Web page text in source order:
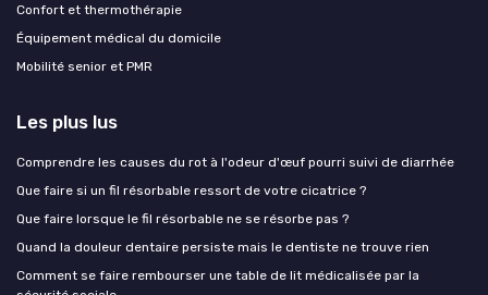
Confort et thermothérapie
Équipement médical du domicile
Mobilité senior et PMR
Les plus lus
Comprendre les causes du rot à l'odeur d'œuf pourri suivi de diarrhée
Que faire si un fil résorbable ressort de votre cicatrice ?
Que faire lorsque le fil résorbable ne se résorbe pas ?
Quand la douleur dentaire persiste mais le dentiste ne trouve rien
Comment se faire rembourser une table de lit médicalisée par la